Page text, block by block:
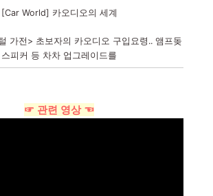
[Car World] 카오디오의 세계
가전> 초보자의 카오디오 구입요령.. 앰프돚
스피커 등 차차 업그레이드를
☞ 관련 영상 ☜